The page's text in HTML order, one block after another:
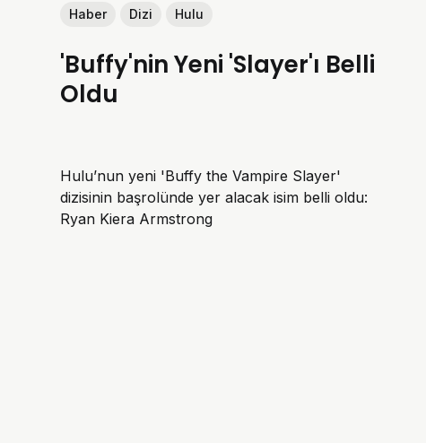
Haber Dizi Hulu
'Buffy'nin Yeni 'Slayer'ı Belli
Oldu
Hulu’nun yeni 'Buffy the Vampire Slayer'
dizisinin başrolünde yer alacak isim belli oldu:
Ryan Kiera Armstrong